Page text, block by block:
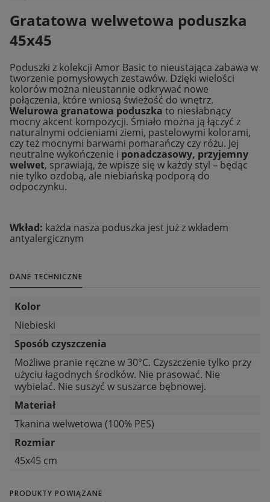
Gratatowa welwetowa poduszka
45x45
Poduszki z kolekcji Amor Basic to nieustająca zabawa w
tworzenie pomysłowych zestawów. Dzięki wielości
kolorów można nieustannie odkrywać nowe
połączenia, które wniosą świeżość do wnętrz.
Welurowa granatowa poduszka to niesłabnący
mocny akcent kompozycji. Śmiało można ją łączyć z
naturalnymi odcieniami ziemi, pastelowymi kolorami,
czy też mocnymi barwami pomarańczy czy różu. Jej
neutralne wykończenie i ponadczasowy, przyjemny
welwet, sprawiają, że wpisze się w każdy styl – będąc
nie tylko ozdobą, ale niebiańską podporą do
odpoczynku.
Wkład: każda nasza poduszka jest już z wkładem
antyalergicznym
DANE TECHNICZNE
Kolor
Niebieski
Sposób czyszczenia
Możliwe pranie ręczne w 30°C. Czyszczenie tylko przy
użyciu łagodnych środków. Nie prasować. Nie
wybielać. Nie suszyć w suszarce bębnowej.
Materiał
Tkanina welwetowa (100% PES)
Rozmiar
45x45 cm
PRODUKTY POWIĄZANE